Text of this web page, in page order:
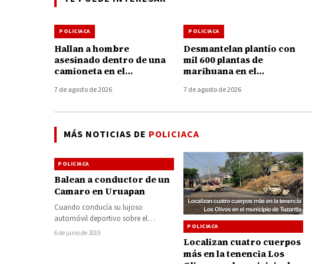
POLICIACA
Hallan a hombre
asesinado dentro de una
camioneta en el
Uruapan
7 de agosto de 2026
POLICIACA
Desmantelan plantío con
mil 600 plantas de
marihuana en el
7 de agosto de 2026
MÁS NOTICIAS DE POLICIACA
POLICIACA
Balean a conductor de un
Camaro en Uruapan
Cuando conducía su lujoso
automóvil deportivo sobre el
Boulevard Industrial de Uruapan, un
6 de junio de 2019
POLICIACA
Localizan cuatro cuerpos
más en la tenencia Los